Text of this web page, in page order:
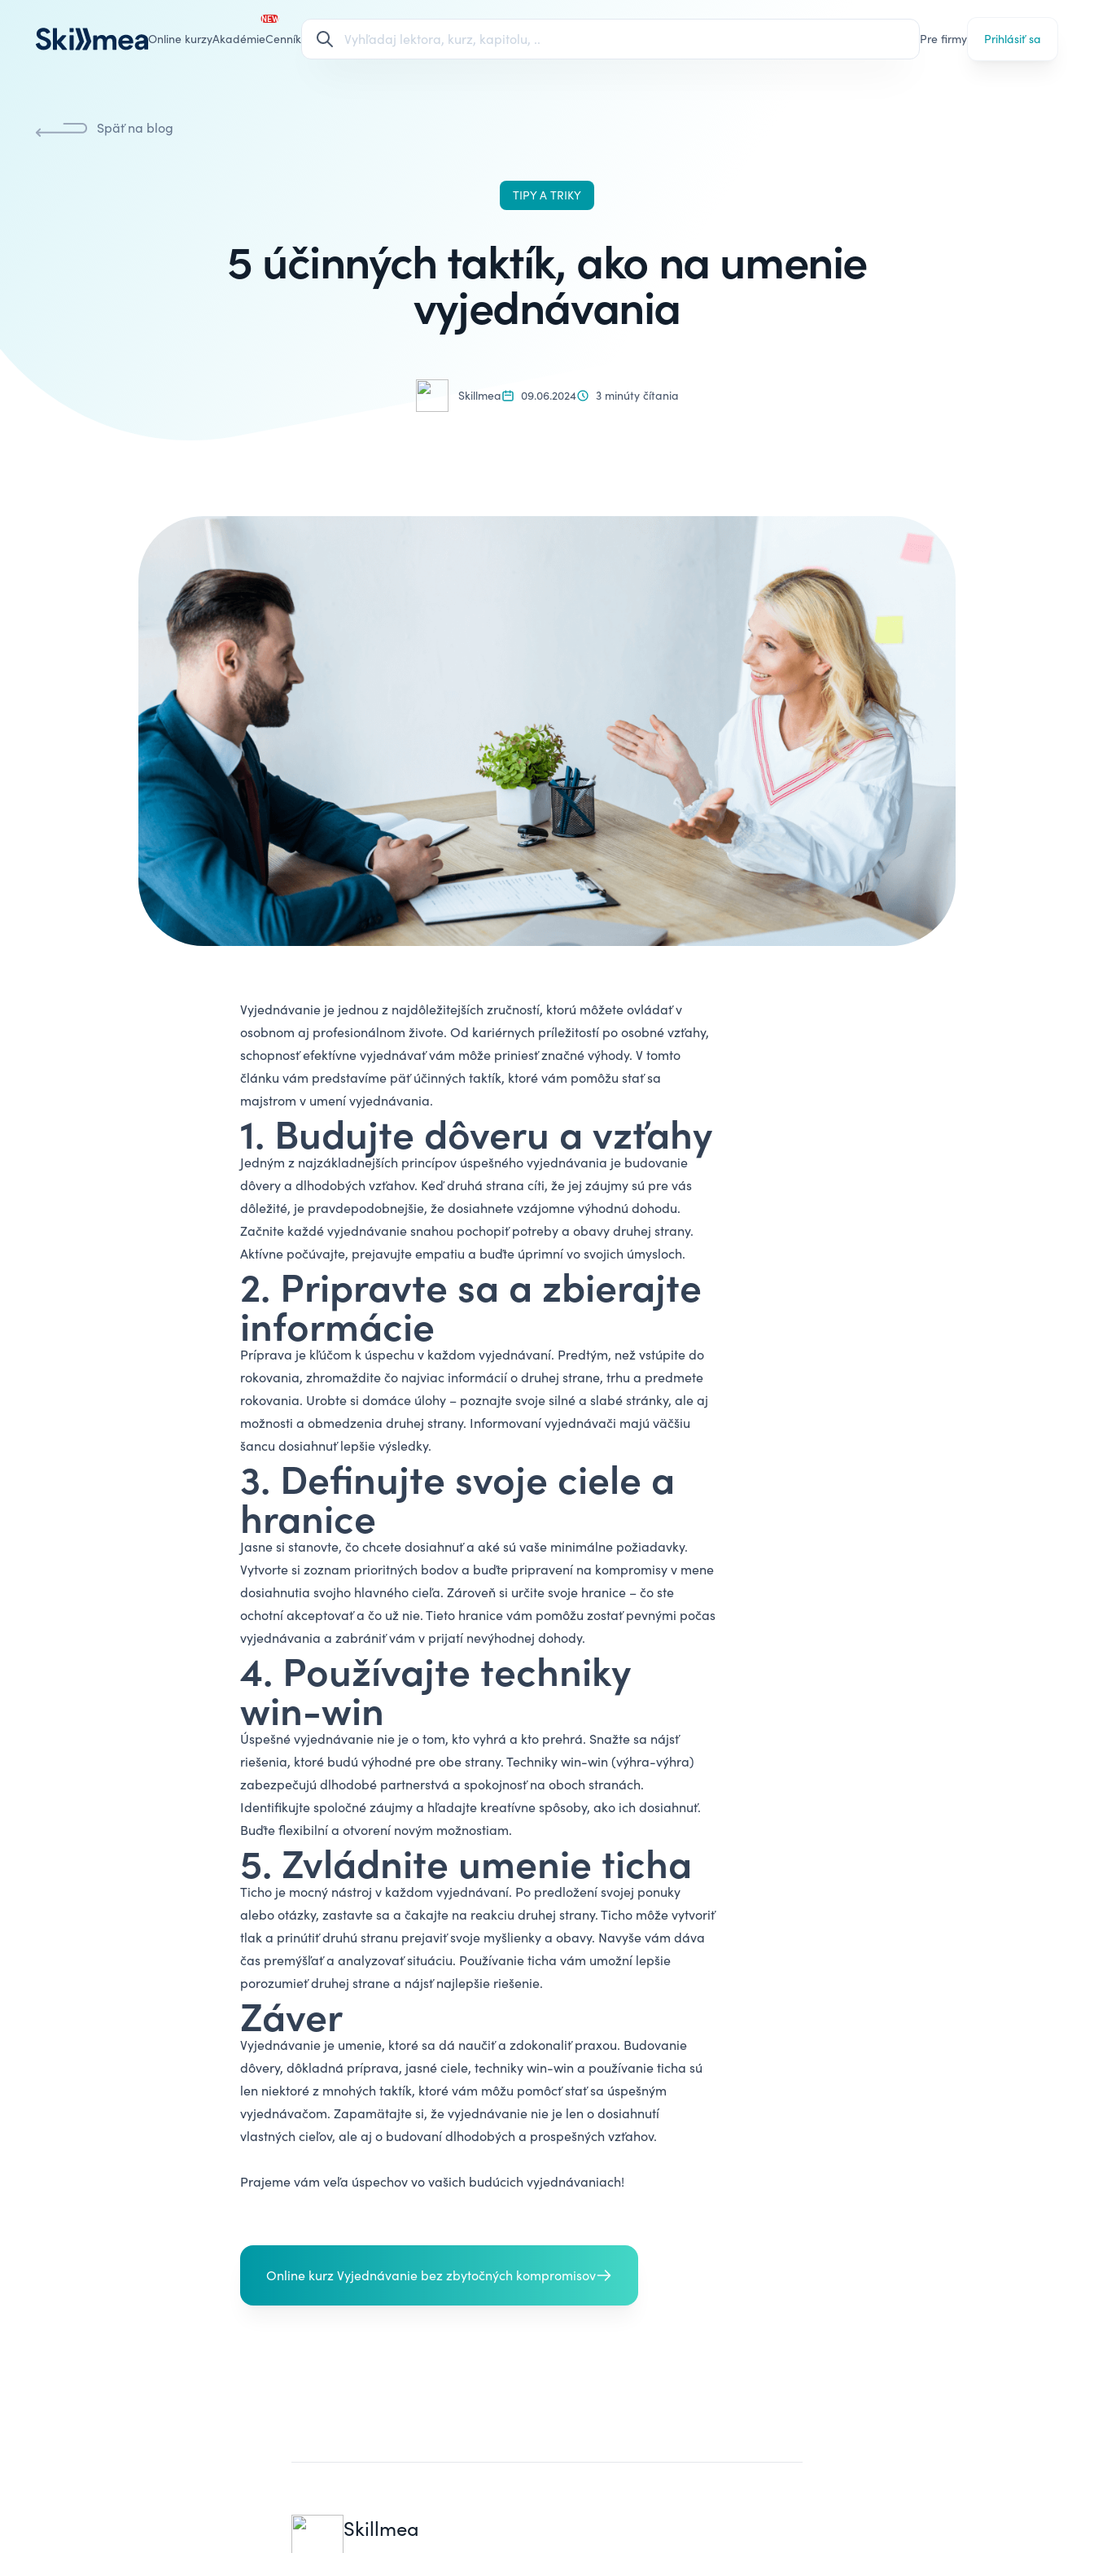
Online kurzyAkadémie
NEW
Cenník Pre firmy Prihlásiť sa
Späť na blog
TIPY A TRIKY
5 účinných taktík, ako na umenie
vyjednávania
Skillmea 09.06.2024 3 minúty čítania
Vyjednávanie je jednou z najdôležitejších zručností, ktorú môžete ovládať v
osobnom aj profesionálnom živote. Od kariérnych príležitostí po osobné vzťahy,
schopnosť efektívne vyjednávať vám môže priniesť značné výhody. V tomto
článku vám predstavíme päť účinných taktík, ktoré vám pomôžu stať sa
majstrom v umení vyjednávania.
1. Budujte dôveru a vzťahy
Jedným z najzákladnejších princípov úspešného vyjednávania je budovanie
dôvery a dlhodobých vzťahov. Keď druhá strana cíti, že jej záujmy sú pre vás
dôležité, je pravdepodobnejšie, že dosiahnete vzájomne výhodnú dohodu.
Začnite každé vyjednávanie snahou pochopiť potreby a obavy druhej strany.
Aktívne počúvajte, prejavujte empatiu a buďte úprimní vo svojich úmysloch.
2. Pripravte sa a zbierajte
informácie
Príprava je kľúčom k úspechu v každom vyjednávaní. Predtým, než vstúpite do
rokovania, zhromaždite čo najviac informácií o druhej strane, trhu a predmete
rokovania. Urobte si domáce úlohy – poznajte svoje silné a slabé stránky, ale aj
možnosti a obmedzenia druhej strany. Informovaní vyjednávači majú väčšiu
šancu dosiahnuť lepšie výsledky.
3. Definujte svoje ciele a
hranice
Jasne si stanovte, čo chcete dosiahnuť a aké sú vaše minimálne požiadavky.
Vytvorte si zoznam prioritných bodov a buďte pripravení na kompromisy v mene
dosiahnutia svojho hlavného cieľa. Zároveň si určite svoje hranice – čo ste
ochotní akceptovať a čo už nie. Tieto hranice vám pomôžu zostať pevnými počas
vyjednávania a zabrániť vám v prijatí nevýhodnej dohody.
4. Používajte techniky
win-win
Úspešné vyjednávanie nie je o tom, kto vyhrá a kto prehrá. Snažte sa nájsť
riešenia, ktoré budú výhodné pre obe strany. Techniky win-win (výhra-výhra)
zabezpečujú dlhodobé partnerstvá a spokojnosť na oboch stranách.
Identifikujte spoločné záujmy a hľadajte kreatívne spôsoby, ako ich dosiahnuť.
Buďte flexibilní a otvorení novým možnostiam.
5. Zvládnite umenie ticha
Ticho je mocný nástroj v každom vyjednávaní. Po predložení svojej ponuky
alebo otázky, zastavte sa a čakajte na reakciu druhej strany. Ticho môže vytvoriť
tlak a prinútiť druhú stranu prejaviť svoje myšlienky a obavy. Navyše vám dáva
čas premýšľať a analyzovať situáciu. Používanie ticha vám umožní lepšie
porozumieť druhej strane a nájsť najlepšie riešenie.
Záver
Vyjednávanie je umenie, ktoré sa dá naučiť a zdokonaliť praxou. Budovanie
dôvery, dôkladná príprava, jasné ciele, techniky win-win a používanie ticha sú
len niektoré z mnohých taktík, ktoré vám môžu pomôcť stať sa úspešným
vyjednávačom. Zapamätajte si, že vyjednávanie nie je len o dosiahnutí
vlastných cieľov, ale aj o budovaní dlhodobých a prospešných vzťahov.
Prajeme vám veľa úspechov vo vašich budúcich vyjednávaniach!
Online kurz Vyjednávanie bez zbytočných kompromisov
Skillmea